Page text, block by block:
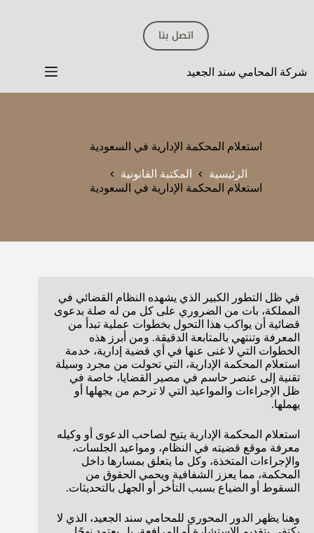
اتصل بنا
شركة المحامي سند الجعيد
استعلام المحكمة الإدارية في السعودية
الرئيسية
المكتبة القانونية
استعلام المحكمة الإدارية في السعودية
في ظل التطور الكبير الذي يشهده النظام القضائي في
المملكة، بات من الضروري على كل من له صلة بدعوى
قضائية أن يواكب هذا التحول بخطوات عملية تبدأ من
المعرفة وتنتهي بالمتابعة الدقيقة. ومن أبرز هذه
الخطوات التي لا غنى عنها في أي قضية إدارية، خدمة
استعلام المحكمة الإدارية، التي تحولت من مجرد وسيلة
تقنية إلى عنصر حاسم في مصير القضايا، خاصة في
ظل الإجراءات والمواعيد التي لا ترحم من يجهلها أو
يهملها.
استعلام المحكمة الإدارية يتيح لصاحب الدعوى أو وكيله
معرفة موقع قضيته في النظام، ومواعيد الجلسات،
والإجراءات المتخذة، وكل ما يتعلق بمسارها داخل
المحكمة، مما يعزز الشفافية ويحمي الحقوق من
السقوط أو الضياع بسبب التأخر أو الجهل بالتحديثات.
وهنا يظهر الدور المحوري للمحامي سند الجعيد، الذي لا